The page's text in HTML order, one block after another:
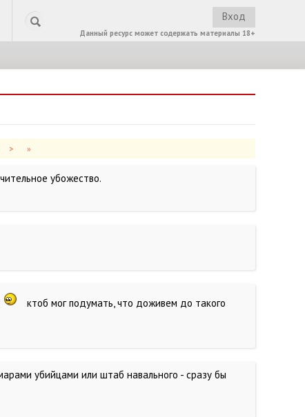
Вход
Данный ресурс может содержать материалы 18+
> »
убожество.
ктоб мог подумать, что доживем до такого
убийцами или штаб навального - сразу бы